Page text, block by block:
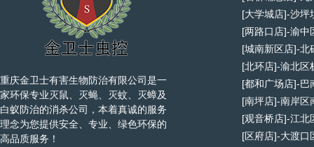
重庆金卫士有害生物防治有限公司是一
家环保专业灭鼠、灭蝇、灭蚊、灭蟑及
白蚁防治的消杀公司，本着真诚的服务
理念为您提供安全、专业、绿色环保的
高品质服务！
[大学城店]-沙坪
[两路口店]-渝中
[城南新区店]-北
[北环店]-渝北区
[都和广场店]-巴
[南坪店]-南岸区
[观音桥店]-江北
[区府店]-大渡口